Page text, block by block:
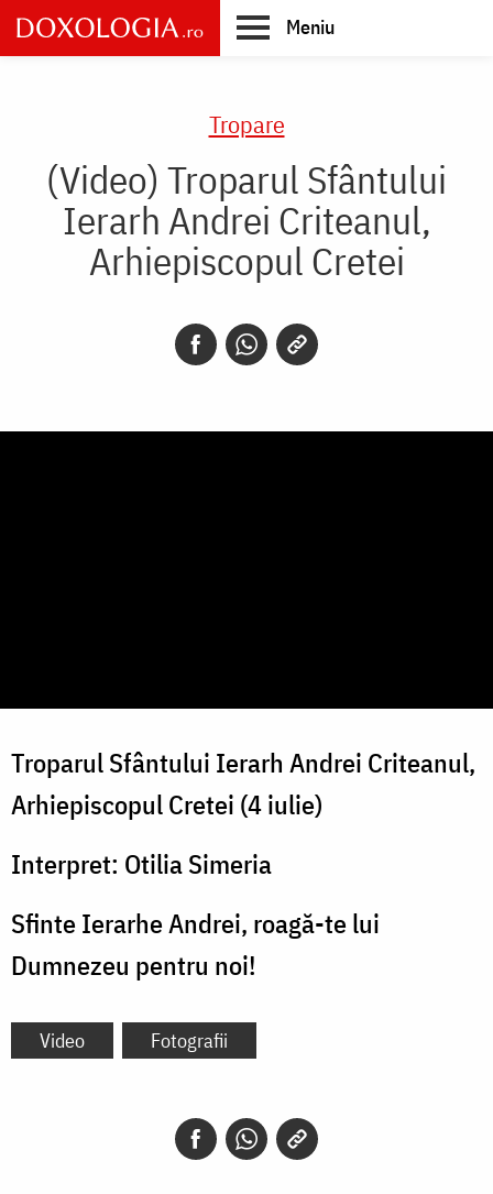
Skip
to
main
Meniu
Tropare
(Video) Troparul Sfântului
Ierarh Andrei Criteanul,
Arhiepiscopul Cretei
Troparul Sfântului Ierarh Andrei Criteanul,
Arhiepiscopul Cretei (4 iulie)
Interpret: Otilia Simeria
Sfinte Ierarhe Andrei, roagă-te lui
Dumnezeu pentru noi!
Video Fotografii